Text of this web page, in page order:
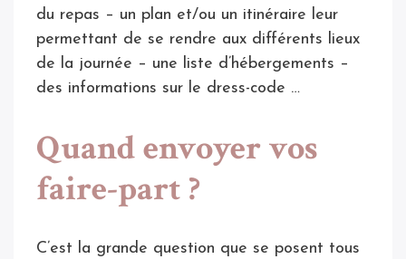
du repas – un plan et/ou un itinéraire leur
permettant de se rendre aux différents lieux
de la journée – une liste d’hébergements –
des informations sur le dress-code …
Quand envoyer vos
faire-part ?
C’est la grande question que se posent tous